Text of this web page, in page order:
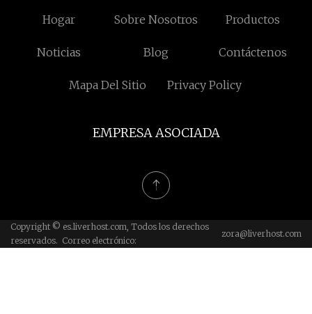
Hogar Sobre Nosotros Productos
Noticias Blog Contáctenos
Mapa Del Sitio Privacy Policy
EMPRESA ASOCIADA
Copyright © es.liverhost.com, Todos los derechos
reservados. Correo electrónico:
zora@liverhost.com